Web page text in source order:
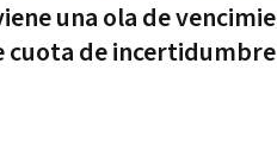
una ola de
de incertidumbre